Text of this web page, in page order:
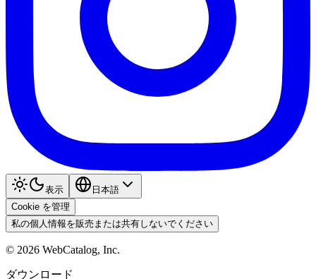
表示
日本語
Cookie を管理
私の個人情報を販売または共有しないでください
© 2026 WebCatalog, Inc.
ダウンロード